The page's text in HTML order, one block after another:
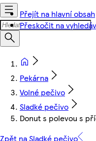
Přejít na hlavní obsah
Přeskočit na
Pekárna
Volné pečivo
Sladké pečivo
Donut s polevou s
Zpět na Sladké pečivo